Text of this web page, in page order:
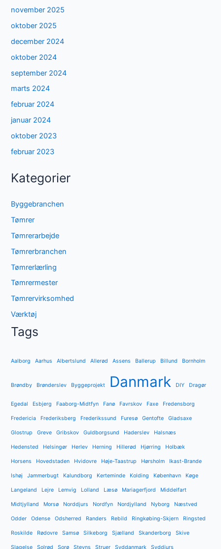
november 2025
oktober 2025
december 2024
oktober 2024
september 2024
marts 2024
februar 2024
januar 2024
oktober 2023
februar 2023
Kategorier
Byggebranchen
Tømrer
Tømrerarbejde
Tømrerbranchen
Tømrerlærling
Tømrermester
Tømrervirksomhed
Værktøj
Tags
Aalborg Aarhus Albertslund Allerød Assens Ballerup Billund Bornholm
Brøndby Brønderslev Byggeprojekt Danmark DIY Dragør
Egedal Esbjerg Faaborg-Midtfyn Fanø Favrskov Faxe Fredensborg
Fredericia Frederiksberg Frederikssund Furesø Gentofte Gladsaxe
Glostrup Greve Gribskov Guldborgsund Haderslev Halsnæs
Hedensted Helsingør Herlev Herning Hillerød Hjørring Holbæk
Horsens Hovedstaden Hvidovre Høje-Taastrup Hørsholm Ikast-Brande
Ishøj Jammerbugt Kalundborg Kerteminde Kolding København Køge
Langeland Lejre Lemvig Lolland Læsø Mariagerfjord Middelfart
Midtjylland Morsø Norddjurs Nordfyn Nordjylland Nyborg Næstved
Odder Odense Odsherred Randers Rebild Ringkøbing-Skjern Ringsted
Roskilde Rødovre Samsø Silkeborg Sjælland Skanderborg Skive
Slagelse Solrød Sorø Stevns Struer Syddanmark Syddjurs